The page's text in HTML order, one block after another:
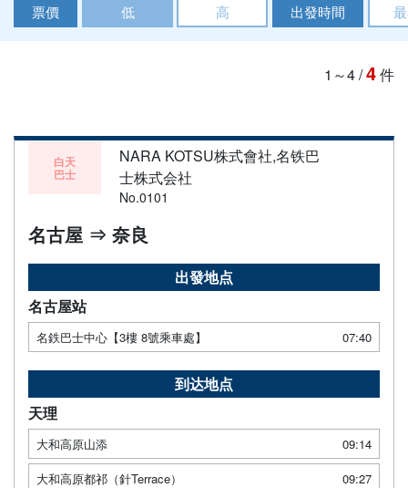
票價 低 高 出發時間
1～4/4件
白天
巴士
NARA KOTSU株式會社,名铁巴
士株式会社
No.0101
名古屋 ⇒ 奈良
出發地点
名古屋站
名鉄巴士中心【3樓 8號乘車處】 07:40
到达地点
天理
大和高原山添
09:14
大和高原都祁（針Terrace）
09:27